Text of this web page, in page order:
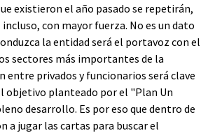
existieron el año pasado se repetirán,
con mayor fuerza. No es un dato
la entidad será el portavoz con el
sectores más importantes de la
entre privados y funcionarios será clave
objetivo planteado por el "Plan Un
desarrollo. Es por eso que dentro de
a jugar las cartas para buscar el